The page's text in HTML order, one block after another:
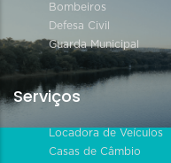
Bombeiros
Defesa Civil
Guarda Municipal
Serviços
Locadora de Veículos
Casas de Câmbio